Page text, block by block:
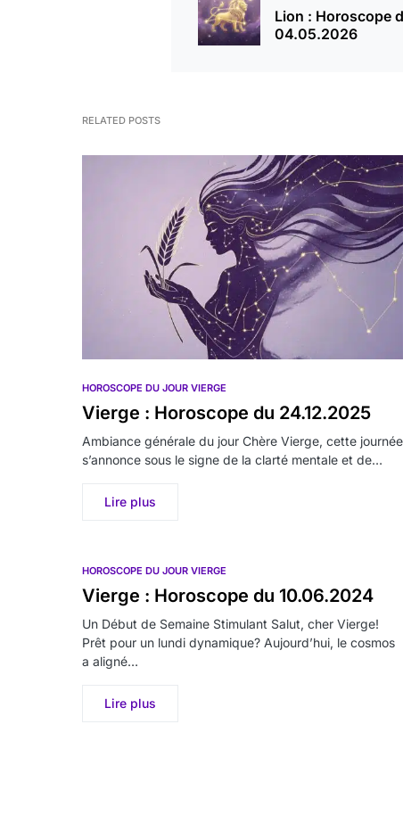
Lion : Horoscope
04.05.2026
RELATED POSTS
HOROSCOPE DU JOUR VIERGE
Vierge : Horoscope du 24.12.2025
Ambiance générale du jour Chère Vierge, cette journée
s’annonce sous le signe de la clarté mentale et de…
Lire plus
HOROSCOPE DU JOUR VIERGE
Vierge : Horoscope du 10.06.2024
Un Début de Semaine Stimulant Salut, cher Vierge!
Prêt pour un lundi dynamique? Aujourd’hui, le cosmos
a aligné…
Lire plus